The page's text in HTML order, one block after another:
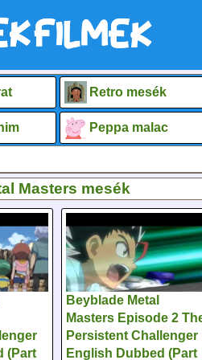
Retro mesék
Peppa malac
Masters mesék
(Part
Beyblade Metal
Masters Episode 2
Persistent Challenger
English Dubbed (Part